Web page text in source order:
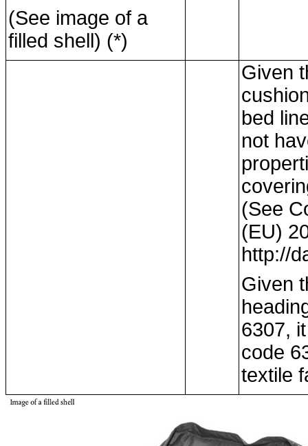
(See image of a
filled shell) (*)
Given
bed
not
(See
(EU)
http://
Given
6307,
code
textile